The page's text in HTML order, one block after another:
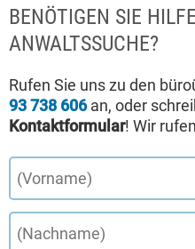
BENÖTIGEN SIE
ANWALTSSUCHE?
Rufen Sie uns zu den
93 738 606an, oder
Kontaktformular! Wir